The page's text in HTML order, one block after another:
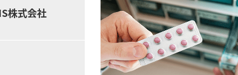
株式会社